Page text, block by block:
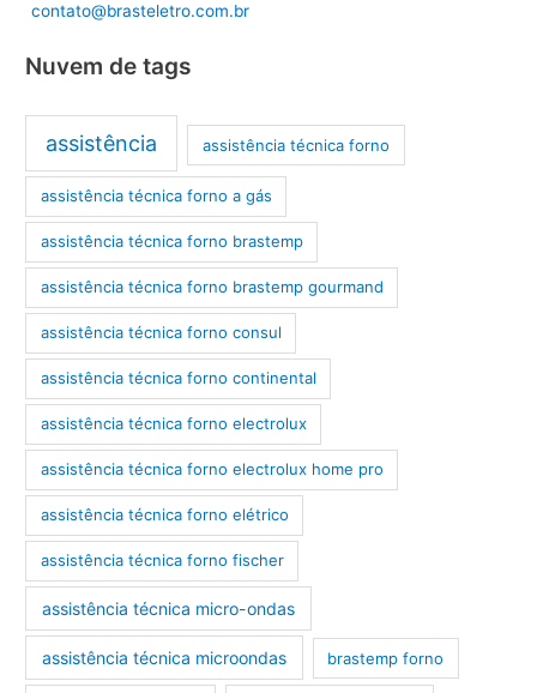
contato@brasteletro.com.br
Nuvem de tags
assistência assistência técnica forno
assistência técnica forno a gás
assistência técnica forno brastemp
assistência técnica forno brastemp gourmand
assistência técnica forno consul
assistência técnica forno continental
assistência técnica forno electrolux
assistência técnica forno electrolux home pro
assistência técnica forno elétrico
assistência técnica forno fischer
assistência técnica micro-ondas
assistência técnica microondas brastemp forno